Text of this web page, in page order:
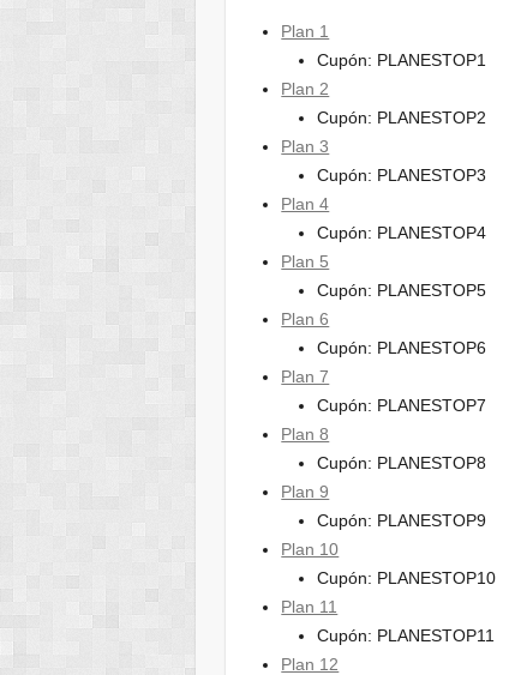
Plan 1
Cupón: PLANESTOP1
Plan 2
Cupón: PLANESTOP2
Plan 3
Cupón: PLANESTOP3
Plan 4
Cupón: PLANESTOP4
Plan 5
Cupón: PLANESTOP5
Plan 6
Cupón: PLANESTOP6
Plan 7
Cupón: PLANESTOP7
Plan 8
Cupón: PLANESTOP8
Plan 9
Cupón: PLANESTOP9
Plan 10
Cupón: PLANESTOP10
Plan 11
Cupón: PLANESTOP11
Plan 12